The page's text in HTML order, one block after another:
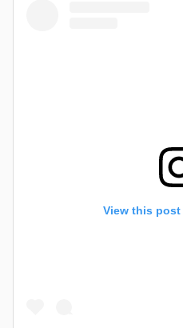
View this